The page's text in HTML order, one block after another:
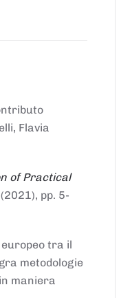
Flavia
of Practical
pp. 5-
tra il
metodologie
maniera